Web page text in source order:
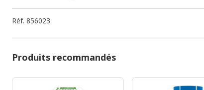
Réf. 856023
Produits recommandés